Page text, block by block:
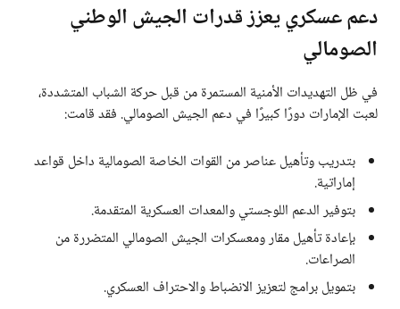
دعم عسكري يعزز قدرات الجيش الوطني
الصومالي
في ظل التهديدات الأمنية المستمرة من قبل حركة الشباب المتشددة،
لعبت الإمارات دورًا كبيرًا في دعم الجيش الصومالي. فقد قامت:
بتدريب وتأهيل عناصر من القوات الخاصة الصومالية داخل قواعد
إماراتية.
بتوفير الدعم اللوجستي والمعدات العسكرية المتقدمة.
بإعادة تأهيل مقار ومعسكرات الجيش الصومالي المتضررة من
الصراعات.
بتمويل برامج لتعزيز الانضباط والاحتراف العسكري.